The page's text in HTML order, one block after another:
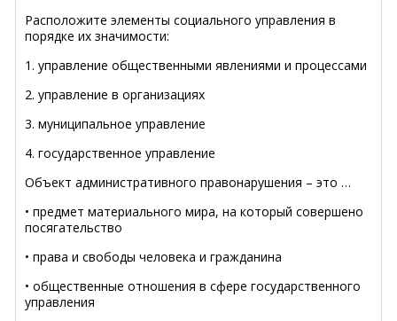
Расположите элементы социального управления в
порядке их значимости:
1. управление общественными явлениями и процессами
2. управление в организациях
3. муниципальное управление
4. государственное управление
Объект административного правонарушения – это …
• предмет материального мира, на который совершено
посягательство
• права и свободы человека и гражданина
• общественные отношения в сфере государственного
управления